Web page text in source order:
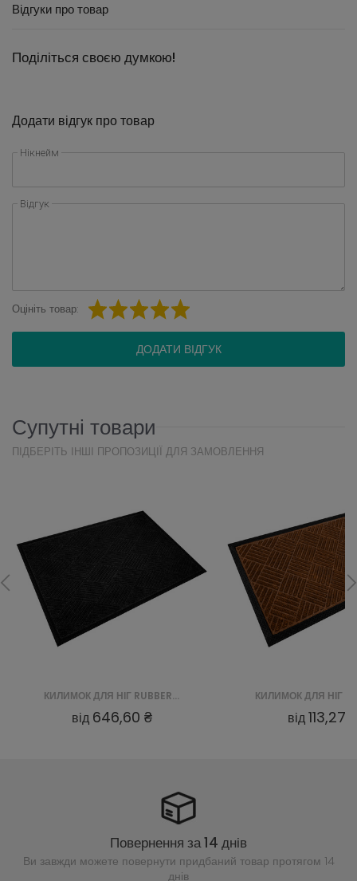
Відгуки про товар
Поділіться своєю думкою!
Додати відгук про товар
Нікнейм
Відгук
Оцініть товар:
ДОДАТИ ВІДГУК
Супутні товари
ПІДБЕРІТЬ ІНШІ ПРОПОЗИЦІЇ ДЛЯ ЗАМОВЛЕННЯ
КИЛИМОК ДЛЯ НІГ RUBBER EDGE CKGPPM03 GREY
від 646,60 ₴ від113,27 ₴
Повернення за 14 днів
Ви завжди можете повернути придбаний товар протягом 14
днів